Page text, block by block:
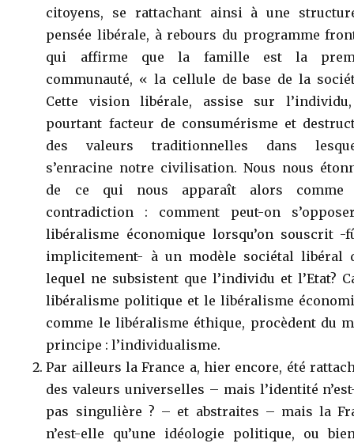
citoyens, se rattachant ainsi à une
pensée libérale, à rebours du programme
qui affirme que la famille est la
communauté, « la cellule de base de la
Cette vision libérale, assise sur
pourtant facteur de consumérisme et
des valeurs traditionnelles dans
s’enracine notre civilisation. Nous nous
de ce qui nous apparaît alors comme
contradiction : comment peut-on
libéralisme économique lorsqu’on souscrit -
implicitement- à un modèle sociétal libéral
lequel ne subsistent que l’individu et l’Etat?
libéralisme politique et le libéralisme
comme le libéralisme éthique, procèdent du
principe : l’individualisme.
Par ailleurs la France a, hier encore, été
des valeurs universelles – mais l’identité
pas singulière ? – et abstraites – mais la
n’est-elle qu’une idéologie politique, ou